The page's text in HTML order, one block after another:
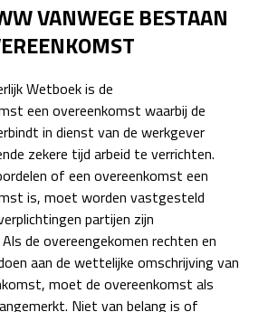
VANWEGE BESTAAN
Wetboek is de
een overeenkomst waarbij de
in dienst van de werkgever
zekere tijd arbeid te verrichten.
of een overeenkomst een
is, moet worden vastgesteld
partijen zijn
de overeengekomen rechten en
aan de wettelijke omschrijving van
moet de overeenkomst als
Niet van belang is of